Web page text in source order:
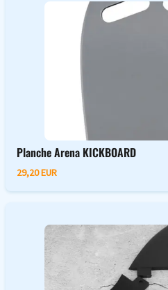
Planche Arena KICKBOARD
29,20 EUR